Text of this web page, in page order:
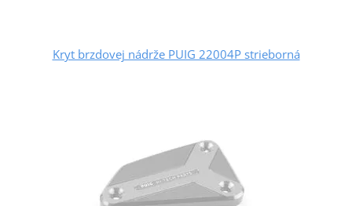
Kryt brzdovej nádrže PUIG 22004P strieborná